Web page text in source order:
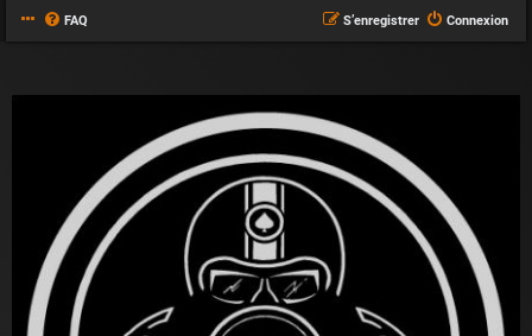
FAQ Connexion
S’enregistrer